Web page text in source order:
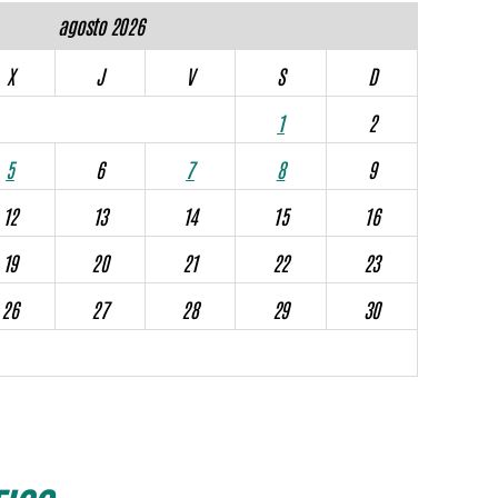
agosto 2026
X
J V S
D
1
2
5
6 7 8
9
12
13 14 15
16
19
20 21 22
23
26
27 28 29 30